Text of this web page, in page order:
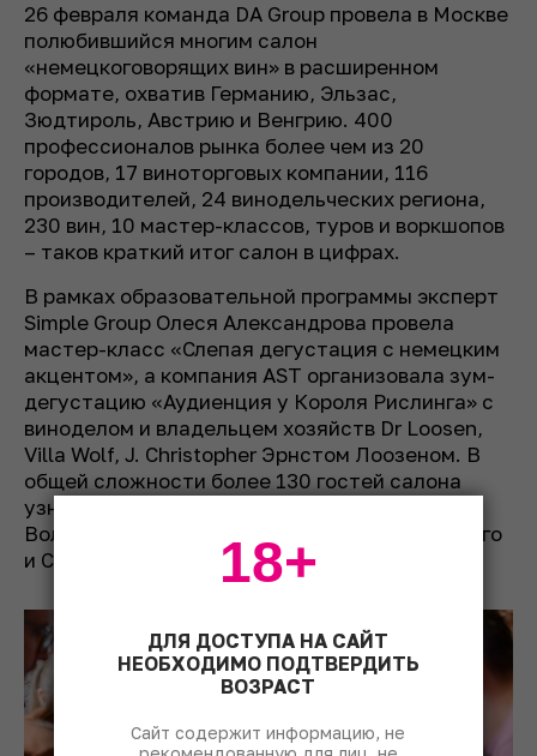
26 февраля команда DA Group провела в Москве
полюбившийся многим салон
«немецкоговорящих вин» в расширенном
формате, охватив Германию, Эльзас,
Зюдтироль, Австрию и Венгрию. 400
профессионалов рынка более чем из 20
городов, 17 виноторговых компании, 116
производителей, 24 винодельческих региона,
230 вин, 10 мастер-классов, туров и воркшопов
– таков краткий итог салон в цифрах.
В рамках образовательной программы эксперт
Simple Group Олеся Александрова провела
мастер-класс «Слепая дегустация с немецким
акцентом», а компания AST организовала зум-
дегустацию «Аудиенция у Короля Рислинга» с
виноделом и владельцем хозяйств Dr Loosen,
Villa Wolf, J. Christopher Эрнстом Лоозеном. В
общей сложности более 130 гостей салона
узнали больше тонкостей о вине от Влада
Волкова, Елены Крутовой, Романа Сосновского
и Сергея Смолина.
ДЛЯ ДОСТУПА НА САЙТ
НЕОБХОДИМО ПОДТВЕРДИТЬ
ВОЗРАСТ
Сайт содержит информацию, не
18+